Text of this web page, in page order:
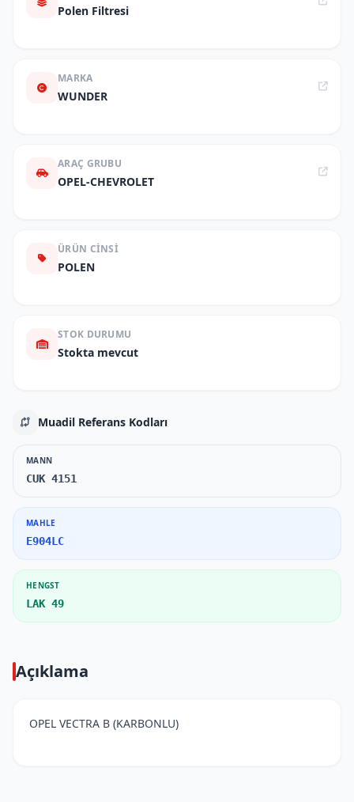
Polen Filtresi
MARKA
WUNDER
ARAÇ GRUBU
OPEL-CHEVROLET
ÜRÜN CINSI
POLEN
STOK DURUMU
Stokta mevcut
Muadil Referans Kodları
MANN
CUK 4151
MAHLE
E904LC
HENGST
LAK 49
Açıklama
OPEL VECTRA B (KARBONLU)